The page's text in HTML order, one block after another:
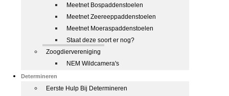
Meetnet Bospaddenstoelen
Meetnet Zeereeppaddenstoelen
Meetnet Moeraspaddenstoelen
Staat deze soort er nog?
Zoogdiervereniging
NEM Wildcamera's
Determineren
Eerste Hulp Bij Determineren